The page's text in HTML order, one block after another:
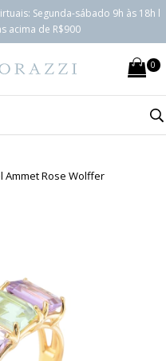
Segunda-sábado 9h às 18h l
acima de R$900
0
Ammet Rose Wolffer